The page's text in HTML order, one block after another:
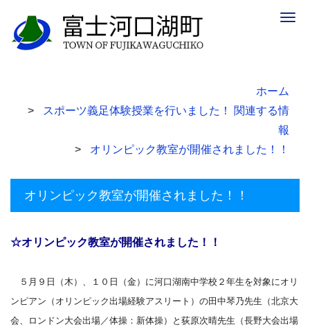
ホーム
スポーツ義足体験授業を行いました！ 関連する情
報
オリンピック教室が開催されました！！
オリンピック教室が開催されました！！
☆オリンピック教室が開催されました！！
５月９日（木）、１０日（金）に河口湖南中学校２年生を対象にオリ
ンピアン（オリンピック出場経験アスリート）の田中琴乃先生（北京大
会、ロンドン大会出場／体操：新体操）と荻原次晴先生（長野大会出場